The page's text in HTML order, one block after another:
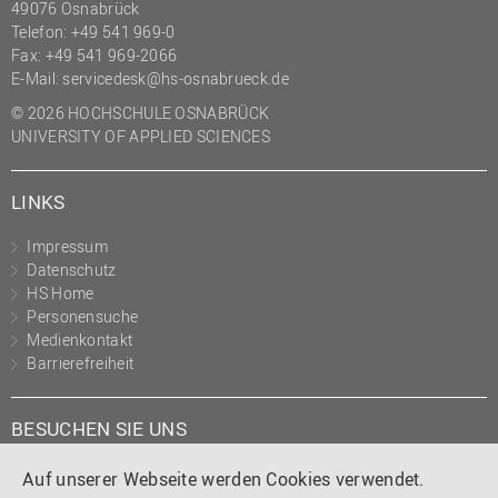
Auf unserer Webseite werden Cookies verwendet.
49076 Osnabrück
Telefon: +49 541 969-0
Fax: +49 541 969-2066
E-Mail: servicedesk@hs-osnabrueck.de
© 2026 HOCHSCHULE OSNABRÜCK
UNIVERSITY OF APPLIED SCIENCES
LINKS
Impressum
Datenschutz
HS Home
Personensuche
Medienkontakt
Barrierefreiheit
BESUCHEN SIE UNS
Instagram
TiktokLinkedIn
YouTube
Facebook